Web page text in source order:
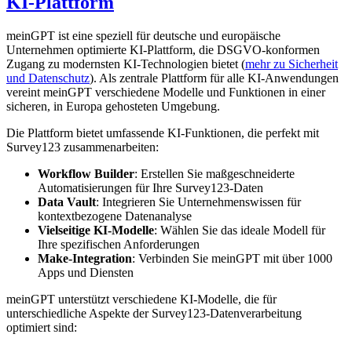
meinGPT ist eine speziell für deutsche und europäische
Unternehmen optimierte KI-Plattform, die DSGVO-konformen
Zugang zu modernsten KI-Technologien bietet (mehr zu Sicherheit
und Datenschutz). Als zentrale Plattform für alle KI-Anwendungen
vereint meinGPT verschiedene Modelle und Funktionen in einer
sicheren, in Europa gehosteten Umgebung.
Die Plattform bietet umfassende KI-Funktionen, die perfekt mit
Survey123 zusammenarbeiten:
Workflow Builder: Erstellen Sie maßgeschneiderte
Automatisierungen für Ihre Survey123-Daten
Data Vault: Integrieren Sie Unternehmenswissen für
kontextbezogene Datenanalyse
Vielseitige KI-Modelle: Wählen Sie das ideale Modell für
Ihre spezifischen Anforderungen
Make-Integration: Verbinden Sie meinGPT mit über 1000
Apps und Diensten
meinGPT unterstützt verschiedene KI-Modelle, die für
unterschiedliche Aspekte der Survey123-Datenverarbeitung
optimiert sind: